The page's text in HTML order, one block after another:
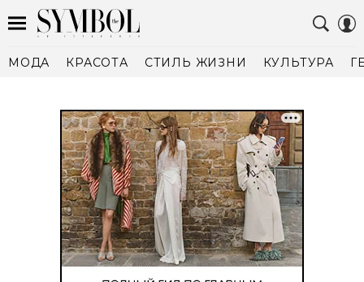
МОДА КРАСОТА СТИЛЬ ЖИЗНИ КУЛЬТУРА